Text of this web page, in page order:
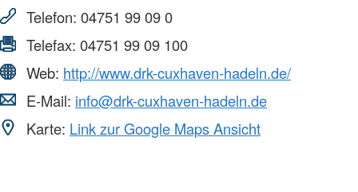
Telefon: 04751 99 09 0
Telefax: 04751 99 09 100
Web: http://www.drk-cuxhaven-hadeln.de/
E-Mail: info@drk-cuxhaven-hadeln.de
Karte: Link zur Google Maps Ansicht